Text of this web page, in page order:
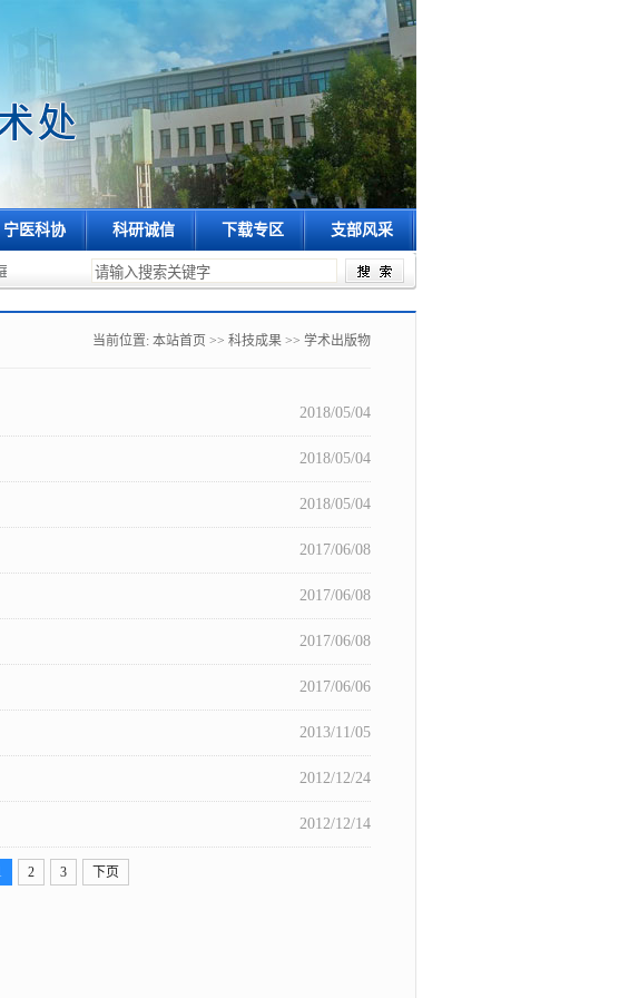
宁医科协 科研诚信 下载专区 支部风采
宁夏医学科学技术奖评选工作的通知 关于召开2026年度新立项自治区科技计划项目廉政预...
当前位置: 本站首页 >> 科技成果 >> 学术出版物
2018/05/04
2018/05/04
2018/05/04
2017/06/08
2017/06/08
2017/06/08
2017/06/06
2013/11/05
2012/12/24
2012/12/14
2 3 下页